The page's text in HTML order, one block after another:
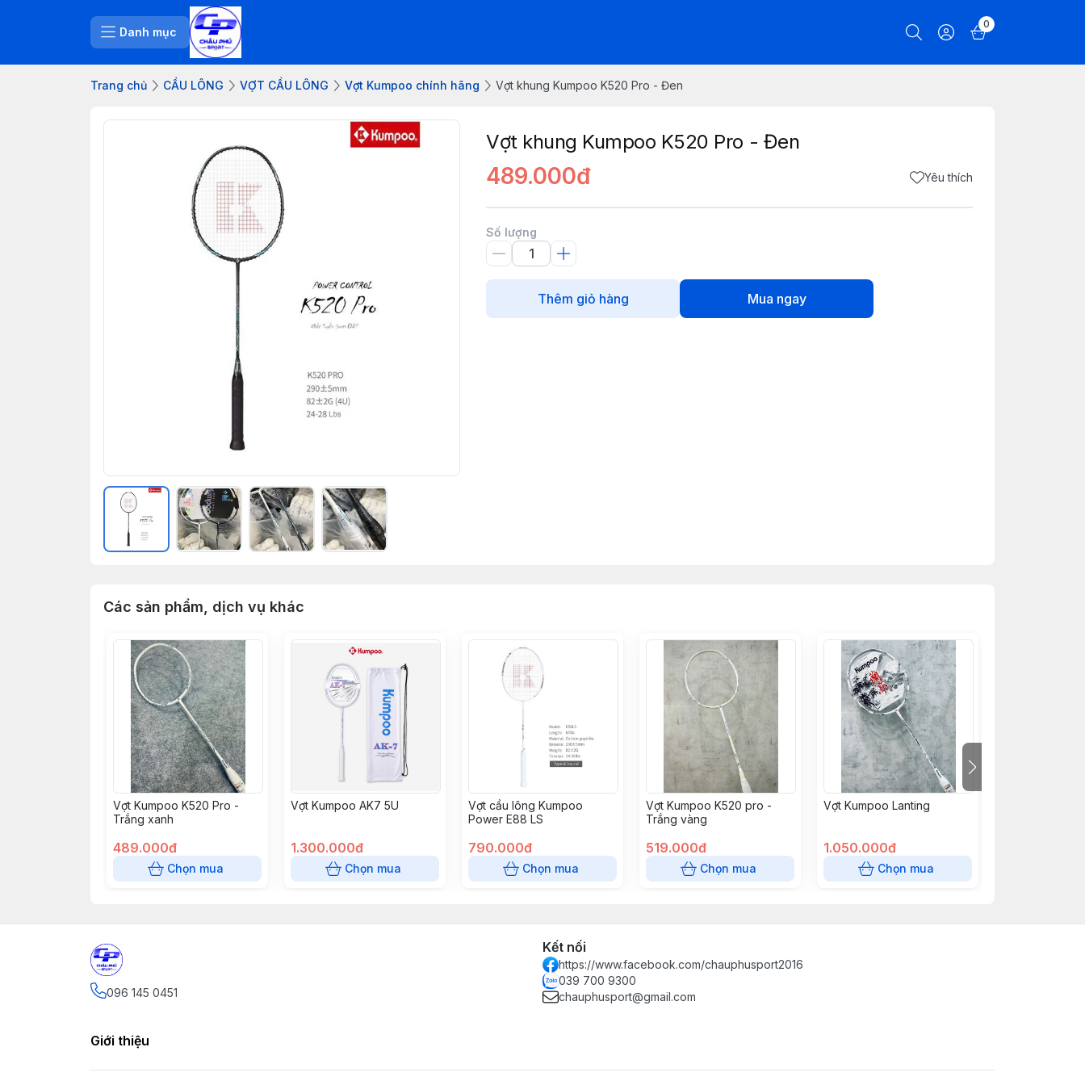
Danh mục
0
Trang chủ CẦU LÔNG VỢT CẦU LÔNG Vợt Kumpoo chính hãng Vợt khung Kumpoo K520 Pro - Đen
Vợt khung Kumpoo K520 Pro - Đen
489.000đ Yêu thích
Số lượng
Thêm giỏ hàng Mua ngay
Các sản phẩm, dịch vụ khác
Vợt Kumpoo K520 Pro -
Trắng xanh
489.000đ
Chọn mua
Vợt Kumpoo AK7 5U
1.300.000đ
Chọn mua
Vợt cầu lông Kumpoo
Power E88 LS
790.000đ
Chọn mua
Vợt Kumpoo K520 pro -
Trắng vàng
519.000đ
Chọn mua
Vợt Kumpoo Lanting
1.050.000đ
Chọn mua
096 145 0451
Kết nối
https://www.facebook.com/chauphusport2016
039 700 9300
chauphusport@gmail.com
Giới thiệu